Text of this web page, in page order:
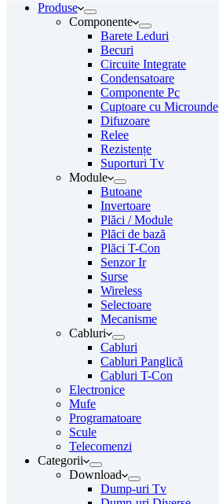
Produse
Componente
Barete Leduri
Becuri
Circuite Integrate
Condensatoare
Componente Pc
Cuptoare cu Microunde
Difuzoare
Relee
Rezistențe
Suporturi Tv
Module
Butoane
Invertoare
Plăci / Module
Plăci de bază
Plăci T-Con
Senzor Ir
Surse
Wireless
Selectoare
Mecanisme
Cabluri
Cabluri
Cabluri Panglică
Cabluri T-Con
Electronice
Mufe
Programatoare
Scule
Telecomenzi
Categorii
Download
Dump-uri Tv